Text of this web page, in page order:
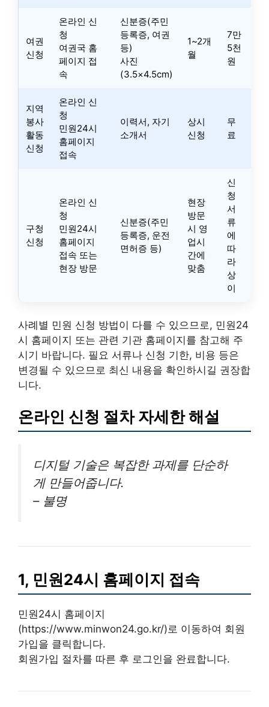
여권
신청
온라인 신
청
여권국 홈
페이지 접
속
신분증(주민
등록증, 여권
등)
사진
(3.5×4.5cm)
1~2개
월
7만
5천
원
지역
봉사
활동
신청
온라인 신
청
민원24시
홈페이지
접속
이력서, 자기
소개서
상시
신청
무
료
구청
신청
온라인 신
청
민원24시
홈페이지
접속 또는
현장 방문
신분증(주민
등록증, 운전
면허증 등)
현장
방문
시 영
업시
간에
맞춤
신
청
서
류
에
따
라
상
이
사례별 민원 신청 방법이 다를 수 있으므로, 민원24
시 홈페이지 또는 관련 기관 홈페이지를 참고해 주
시기 바랍니다. 필요 서류나 신청 기한, 비용 등은
변경될 수 있으므로 최신 내용을 확인하시길 권장합
니다.
온라인 신청 절차 자세한 해설
디지털 기술은 복잡한 과제를 단순하
게 만들어줍니다.
– 불명
1, 민원24시 홈페이지 접속
민원24시 홈페이지
(https://www.minwon24.go.kr/)로 이동하여 회원
가입을 클릭합니다.
회원가입 절차를 따른 후 로그인을 완료합니다.